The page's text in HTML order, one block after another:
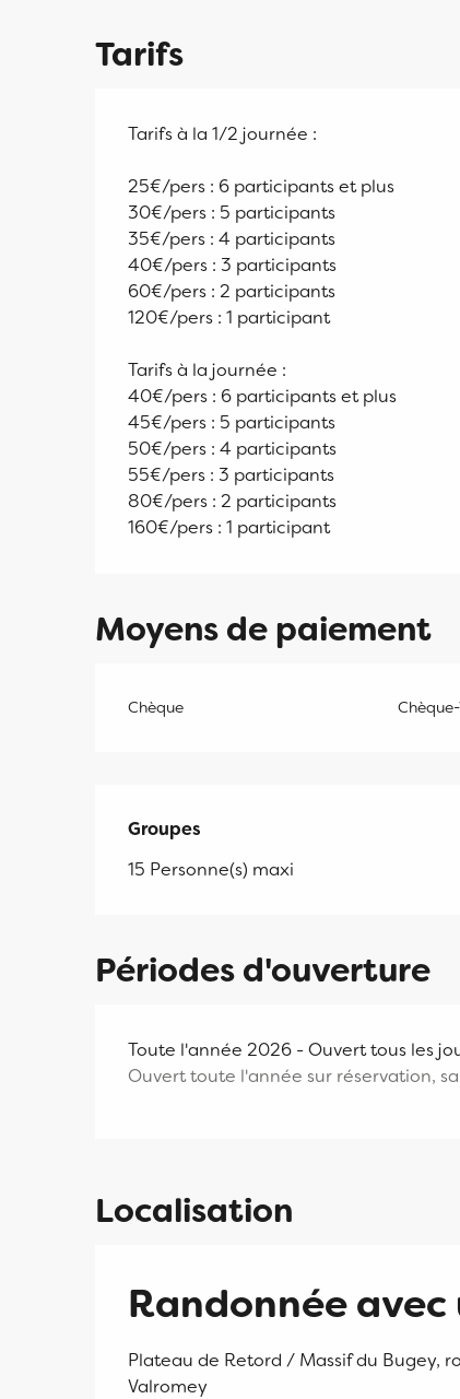
Tarifs
Tarifs à la 1/2 journée :
25€/pers : 6 participants et plus
30€/pers : 5 participants
35€/pers : 4 participants
40€/pers : 3 participants
60€/pers : 2 participants
120€/pers : 1 participant
Tarifs à la journée :
40€/pers : 6 participants et plus
45€/pers : 5 participants
50€/pers : 4 participants
55€/pers : 3 participants
80€/pers : 2 participants
160€/pers : 1 participant
Moyens de paiement
Chèque
Groupes
Groupes
15 Personne(s) maxi
Périodes d'ouverture
Toute l'année 2026 - Ouvert tous les
Ouvert toute l'année sur réservation,
Localisation
Randonnée
Plateau de Retord / Massif du Bugey,
Valromey